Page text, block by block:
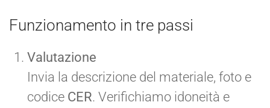
Funzionamento in tre passi
Valutazione
Invia la descrizione del materiale, foto e
codice CER. Verifichiamo idoneità e